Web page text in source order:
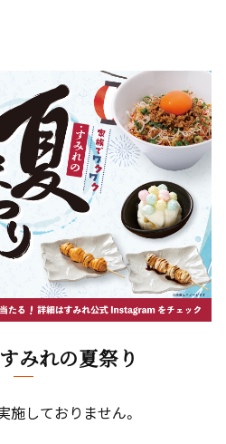
みれの夏祭り
しておりません。